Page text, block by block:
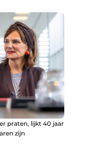
praten, lijkt 40 jaar
zijn